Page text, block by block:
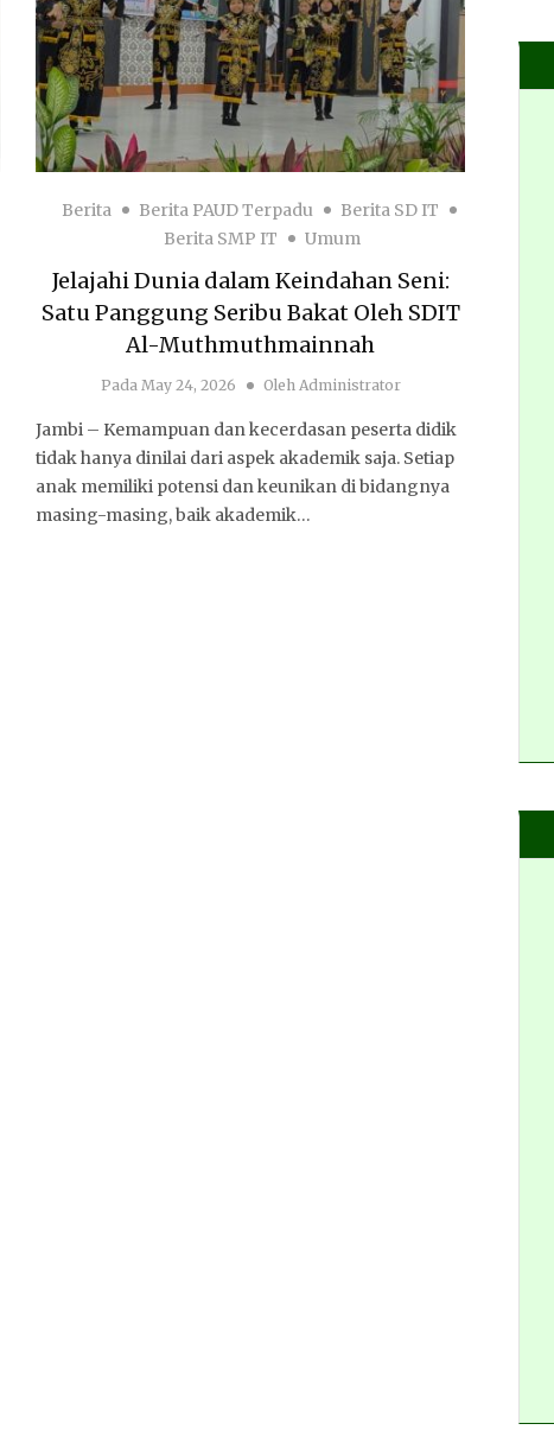
Berita Berita PAUD Terpadu
Berita SD IT
Berita SMP IT
Umum
Jelajahi Dunia dalam Keindahan Seni:
Satu Panggung Seribu Bakat Oleh SDIT
Al-Muthmuthmainnah
PadaMay 24, 2026 Oleh Administrator
Jambi – Kemampuan dan kecerdasan peserta didik
tidak hanya dinilai dari aspek akademik saja. Setiap
anak memiliki potensi dan keunikan di bidangnya
masing-masing, baik akademik…